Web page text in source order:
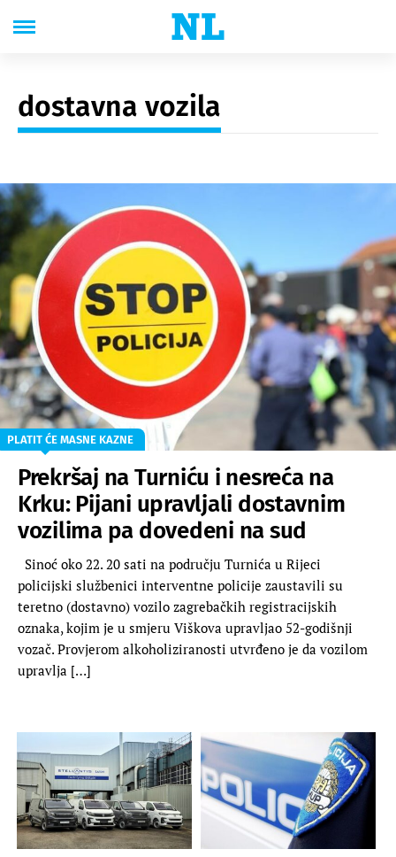
dostavna vozila
PLATIT ĆE MASNE KAZNE
Prekršaj na Turniću i nesreća na
Krku: Pijani upravljali dostavnim
vozilima pa dovedeni na sud
Sinoć oko 22. 20 sati na području Turnića u Rijeci
policijski službenici interventne policije zaustavili su
teretno (dostavno) vozilo zagrebačkih registracijskih
oznaka, kojim je u smjeru Viškova upravljao 52-godišnji
vozač. Provjerom alkoholiziranosti utvrđeno je da vozilom
upravlja […]